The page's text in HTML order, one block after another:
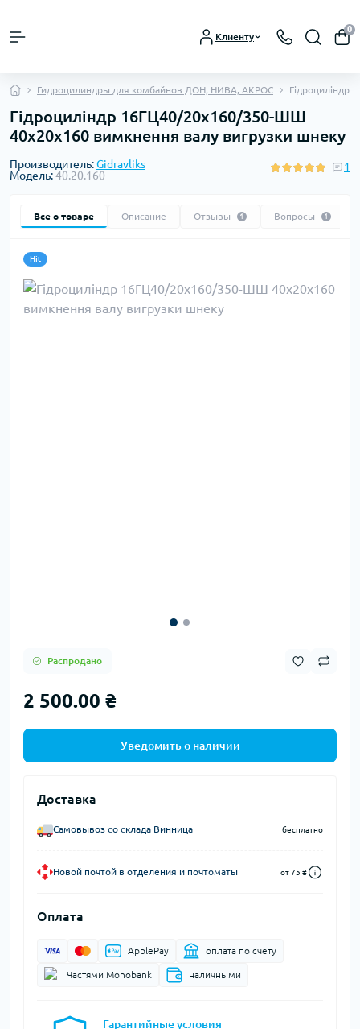
Клиенту
0
Гидроцилиндры для комбайнов ДОН, НИВА, АКРОС Гідроциліндр
Гідроциліндр 16ГЦ40/20х160/350-ШШ
40х20х160 вимкнення валу вигрузки шнеку
Производитель:Gidravliks
Модель:40.20.160
1
Все о товаре Описание Отзывы 1 Вопросы 1
Hit
Распродано
2 500.00 ₴
Уведомить о наличии
Доставка
Самовывоз со склада Винница бесплатно
Новой почтой в отделения и почтоматы от 75 ₴
Оплата
ApplePay оплата по счету
Частями Monobank наличными
Гарантийные условия